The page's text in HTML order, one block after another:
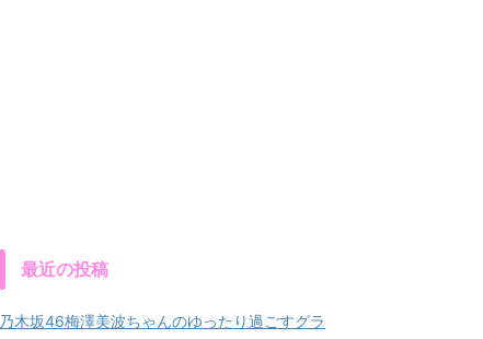
最近の投稿
乃木坂46梅澤美波ちゃんのゆったり過ごすグラ